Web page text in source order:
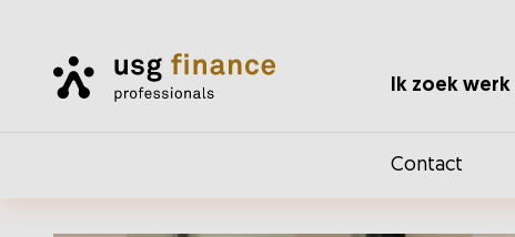
Home
Ik zoek werk
Contact